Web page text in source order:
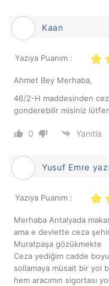
Kaan
Yazıya Puanım :
Ahmet Bey Merhaba,
46/2-H maddesinden
gonderebilir misiniz
0 Yanıtla
Yusuf Emre
Yazıya Puanım :
Merhaba Antalyada
ama e devlette ceza
Muratpaşa gözükmekte
Ceza yediğim cadde
sollamaya müsait bir yol
hem aracımın sigortası